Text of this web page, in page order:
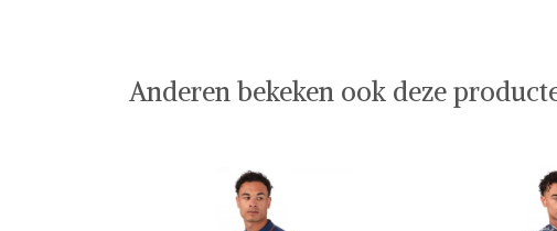
Anderen bekeken ook deze